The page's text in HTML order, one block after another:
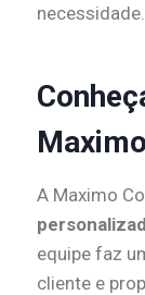
necessidade.
A Maximo
equipe faz
cliente e